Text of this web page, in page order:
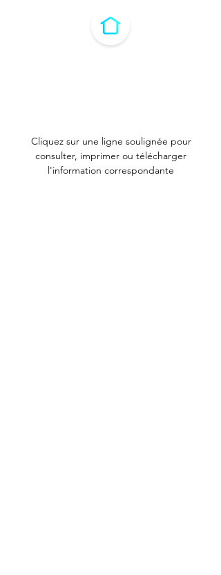
Cliquez sur une ligne soulignée pour
consulter, imprimer ou télécharger
l'information correspondante